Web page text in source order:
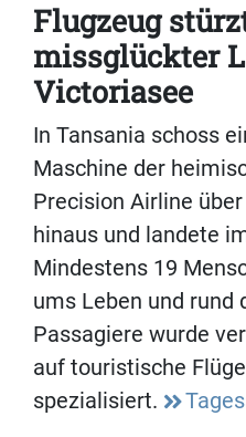
Flugzeug
missglückter
Victoriasee
In Tansania schoss
Maschine der
Precision Airline
hinaus und landete
Mindestens 19
ums Leben und rund
Passagiere wurde
auf touristische
spezialisiert.